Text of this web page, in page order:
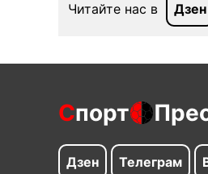
Читайте нас в Дзен
Спорт
Дзен Телеграм